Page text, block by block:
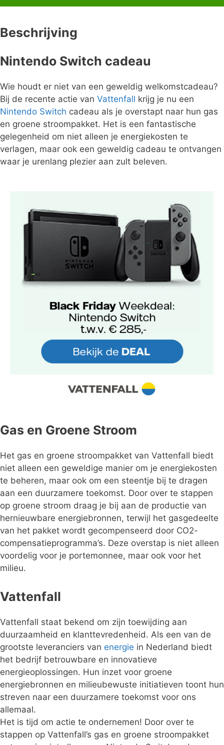
Beschrijving
Nintendo Switch cadeau
Wie houdt er niet van een geweldig welkomstcadeau?
Bij de recente actie van Vattenfall krijg je nu een
Nintendo Switch cadeau als je overstapt naar hun gas
en groene stroompakket. Het is een fantastische
gelegenheid om niet alleen je energiekosten te
verlagen, maar ook een geweldig cadeau te ontvangen
waar je urenlang plezier aan zult beleven.
Gas en Groene Stroom
Het gas en groene stroompakket van Vattenfall biedt
niet alleen een geweldige manier om je energiekosten
te beheren, maar ook om een steentje bij te dragen
aan een duurzamere toekomst. Door over te stappen
op groene stroom draag je bij aan de productie van
hernieuwbare energiebronnen, terwijl het gasgedeelte
van het pakket wordt gecompenseerd door CO2-
compensatieprogramma’s. Deze overstap is niet alleen
voordelig voor je portemonnee, maar ook voor het
milieu.
Vattenfall
Vattenfall staat bekend om zijn toewijding aan
duurzaamheid en klanttevredenheid. Als een van de
grootste leveranciers van energie in Nederland biedt
het bedrijf betrouwbare en innovatieve
energieoplossingen. Hun inzet voor groene
energiebronnen en milieubewuste initiatieven toont hun
streven naar een duurzamere toekomst voor ons
allemaal.
Het is tijd om actie te ondernemen! Door over te
stappen op Vattenfall’s gas en groene stroompakket